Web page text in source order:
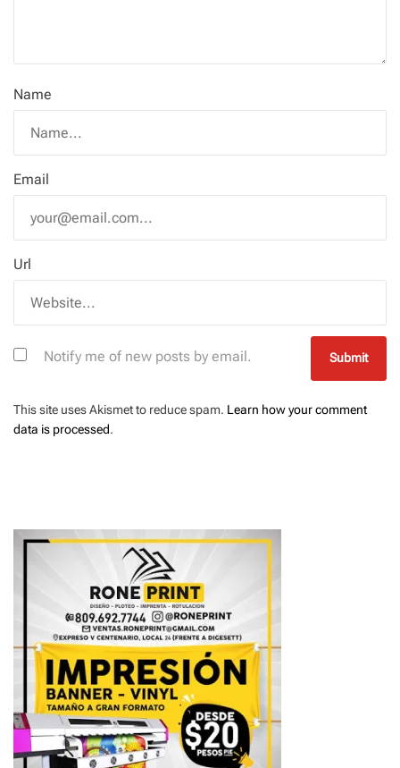
Name
Email
Url
Notify me of new posts by email.
This site uses Akismet to reduce spam. Learn how your comment
data is processed.